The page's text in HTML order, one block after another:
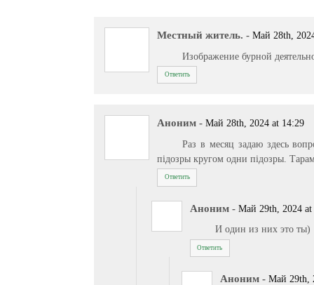
Местный житель. - Май 28th,
Изображение бурной
Ответить
Аноним - Май 28th, 2024 at 14:29
Раз в месяц задаю здесь
пiдозры кругом одни пiдозры.
Ответить
Аноним - Май 29th, 2024 at
И один из них это ты)
Ответить
Аноним - Май 29th,